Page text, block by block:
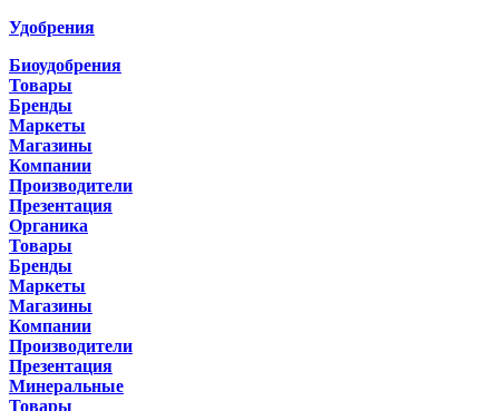
Удобрения
Биоудобрения
Товары
Бренды
Маркеты
Магазины
Компании
Производители
Презентация
Органика
Товары
Бренды
Маркеты
Магазины
Компании
Производители
Презентация
Минеральные
Товары